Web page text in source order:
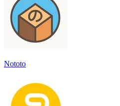
Nototo